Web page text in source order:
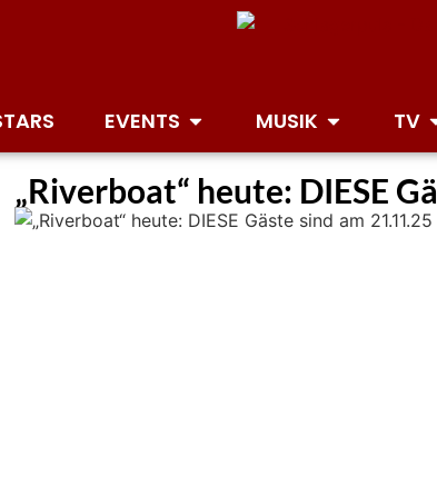
EVENTS MUSIK TV
„Riverboat“ heute: DIESE